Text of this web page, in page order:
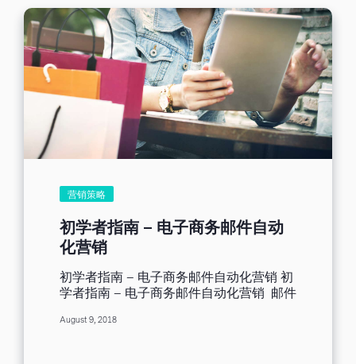
主旨栏占了举足轻重的地位。如何掌握主
旨栏箇中诀窍，最终冲高邮件开启率，请
接着看下去。...
道。当然，前提是您必须能传递消费者感
兴趣的内容、勾起他们的好奇心，让他们
觉得这些内容值得他们了解。那么，这些
营销人员都知道的事，该如何应用在影片
当道的当今世代呢？就让本文来为大家好
好说明。 您的 EDM 中必须有视频 想必您
已经了解视频对于企业有多大的影响力。
视频营销带来的亮眼绩效数字，清楚说明
这套行之有年的营销方式，前景仍然大有
可为。因为视频人人都爱，而且百看不
频。所以不用多想，在定期发送给客户的
邮件中加入视频就对了！ 至于邮件中要如
何夹带视频，让我们暂且先摆一旁（网络
上有许多非常棒的教学），我先为您细细
分析，为什麽您需要在电子邮件中加入视
频，以及加入视频后会提升多大的效果、
为您的品牌带来新的活力跟形象。 视频能
建立品牌信任 如果客户相信您，双方之间
才有可能建立起良好的互动关係。 那么，
营销策略
初学者指南 – 电子商务邮件自动
化营销
初学者指南 – 电子商务邮件自动化营销 初
学者指南 – 电子商务邮件自动化营销 邮件
动化流程，便可获得不少好处。 我们知道
August 9, 2018